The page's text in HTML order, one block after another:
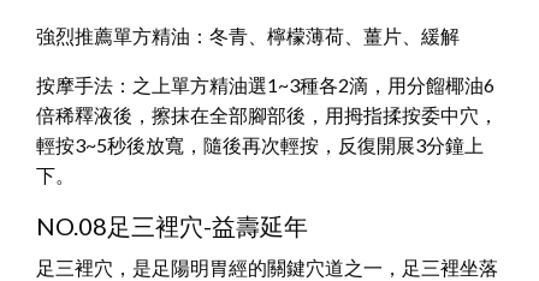
強烈推薦單方精油：冬青、檸檬薄荷、薑片、緩解
按摩手法：之上單方精油選1~3種各2滴，用分餾椰油6
倍稀釋液後，擦抹在全部腳部後，用拇指揉按委中穴，
輕按3~5秒後放寬，隨後再次輕按，反復開展3分鐘上
下。
NO.08足三裡穴-益壽延年
足三裡穴，是足陽明胃經的關鍵穴道之一，足三裡坐落